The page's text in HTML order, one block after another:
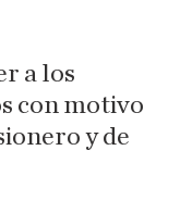
a los
con motivo
y de